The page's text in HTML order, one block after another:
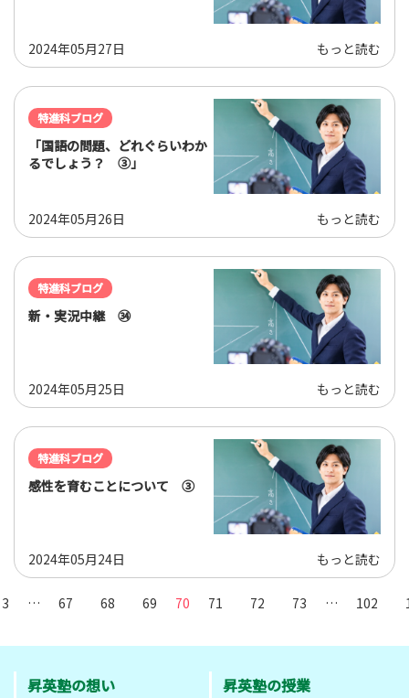
2024年05月27日 もっと読む
特進科ブログ
「国語の問題、どれぐらいわか
るでしょう？ ③」
2024年05月26日 もっと読む
特進科ブログ
新・実況中継 ㉞
2024年05月25日 もっと読む
特進科ブログ
感性を育むことについて ③
2024年05月24日 もっと読む
3 … 67 68 69 70 71 72 73 … 102
昇英塾の想い 昇英塾の授業